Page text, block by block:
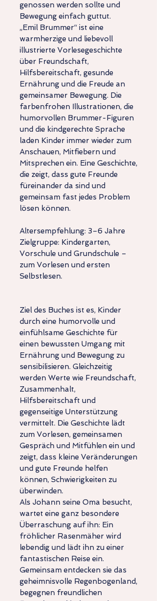
genossen werden sollte und
Bewegung einfach guttut.
„Emil Brummer“ ist eine
warmherzige und liebevoll
illustrierte Vorlesegeschichte
über Freundschaft,
Hilfsbereitschaft, gesunde
Ernährung und die Freude an
gemeinsamer Bewegung. Die
farbenfrohen Illustrationen, die
humorvollen Brummer-Figuren
und die kindgerechte Sprache
laden Kinder immer wieder zum
Anschauen, Mitfiebern und
Mitsprechen ein. Eine Geschichte,
die zeigt, dass gute Freunde
füreinander da sind und
gemeinsam fast jedes Problem
lösen können.
Altersempfehlung: 3–6 Jahre
Zielgruppe: Kindergarten,
Vorschule und Grundschule –
zum Vorlesen und ersten
Selbstlesen.
Ziel des Buches ist es, Kinder
durch eine humorvolle und
einfühlsame Geschichte für
einen bewussten Umgang mit
Ernährung und Bewegung zu
sensibilisieren. Gleichzeitig
werden Werte wie Freundschaft,
Zusammenhalt,
Hilfsbereitschaft und
gegenseitige Unterstützung
vermittelt. Die Geschichte lädt
zum Vorlesen, gemeinsamen
Gespräch und Mitfühlen ein und
zeigt, dass kleine Veränderungen
und gute Freunde helfen
können, Schwierigkeiten zu
überwinden.
Als Johann seine Oma besucht,
wartet eine ganz besondere
Überraschung auf ihn: Ein
fröhlicher Rasenmäher wird
lebendig und lädt ihn zu einer
fantastischen Reise ein.
Gemeinsam entdecken sie das
geheimnisvolle Regenbogenland,
begegnen freundlichen